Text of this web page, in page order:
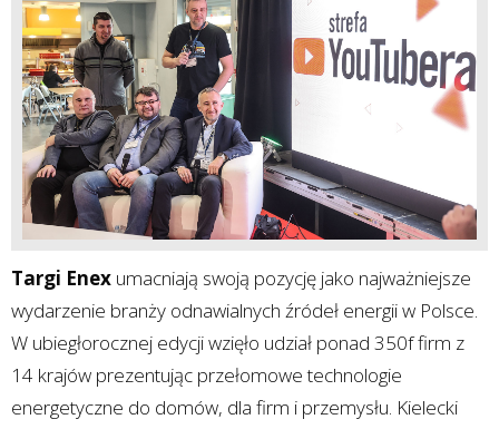
Targi Enex umacniają swoją pozycję jako najważniejsze
wydarzenie branży odnawialnych źródeł energii w Polsce.
W ubiegłorocznej edycji wzięło udział ponad 350f firm z
14 krajów prezentując przełomowe technologie
energetyczne do domów, dla firm i przemysłu. Kielecki